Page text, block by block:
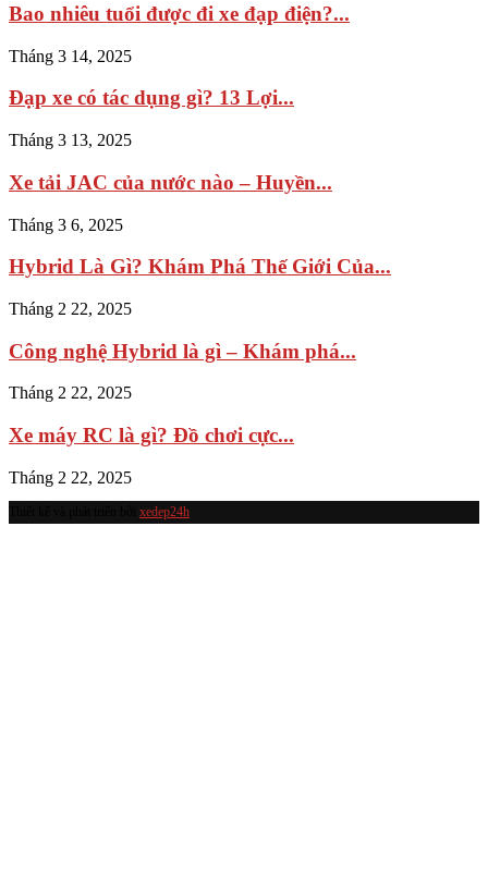
Bao nhiêu tuổi được đi xe đạp điện​?...
Tháng 3 14, 2025
Đạp xe có tác dụng gì? 13 Lợi...
Tháng 3 13, 2025
Xe tải JAC của nước nào – Huyền...
Tháng 3 6, 2025
Hybrid Là Gì? Khám Phá Thế Giới Của...
Tháng 2 22, 2025
Công nghệ Hybrid là gì – Khám phá...
Tháng 2 22, 2025
Xe máy RC là gì? Đồ chơi cực...
Tháng 2 22, 2025
xedep24h